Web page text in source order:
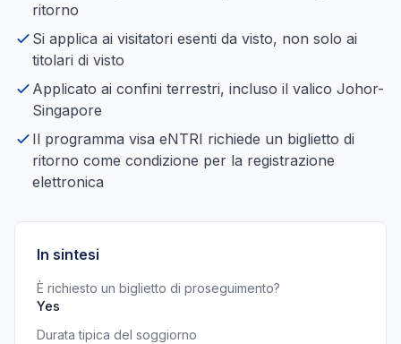
ritorno
Si applica ai visitatori esenti da visto, non solo ai
titolari di visto
Applicato ai confini terrestri, incluso il valico Johor-
Singapore
Il programma visa eNTRI richiede un biglietto di
ritorno come condizione per la registrazione
elettronica
In sintesi
È richiesto un biglietto di proseguimento?
Yes
Durata tipica del soggiorno